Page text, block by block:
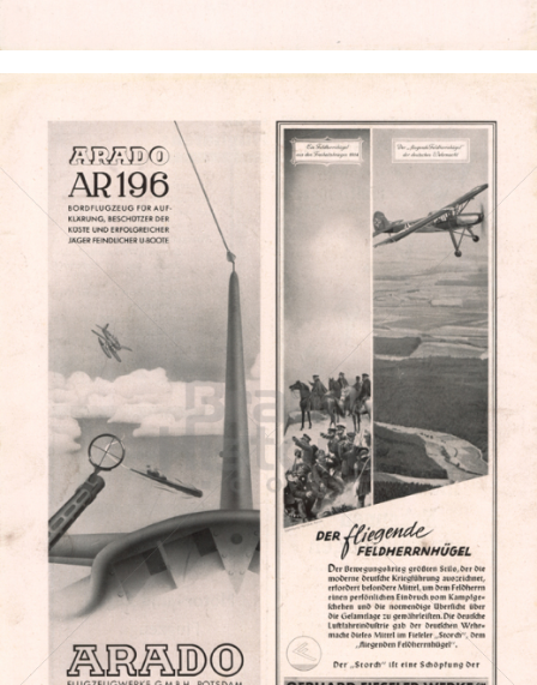
ARADO FLUGZEUGWERKE
Arado Flugzeugwerke
1941